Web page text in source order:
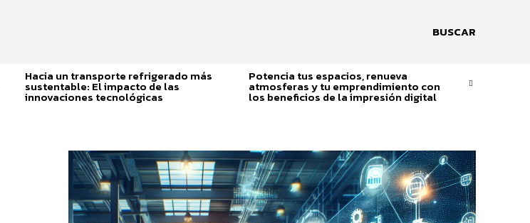
BUSCAR
Hacia un transporte refrigerado más
sustentable: El impacto de las
innovaciones tecnológicas
Potencia tus espacios, renueva
atmosferas y tu emprendimiento con
los beneficios de la impresión digital